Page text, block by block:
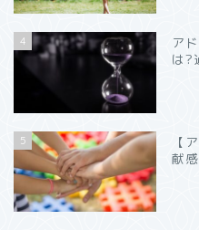
4
ア
は?
5
【
献